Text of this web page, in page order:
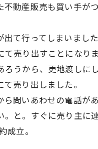
動産販売も買い手がつ
行ってしまいました
り出すことになりま
うから、更地渡しに
り出しました。
問いあわせの電話が
。と。すぐに売り
立。